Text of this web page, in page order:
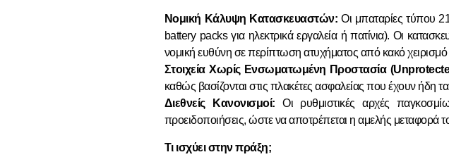
Νομική Κάλυψη Κατασκευαστών: Οι μπαταρίες τύπου
battery packs για ηλεκτρικά εργαλεία ή πατίνια). Οι
νομική ευθύνη σε περίπτωση ατυχήματος από κακό
Στοιχεία Χωρίς Ενσωματωμένη Προστασία
καθώς βασίζονται στις πλακέτες ασφαλείας που έχουν ήδη
Διεθνείς Κανονισμοί: Οι ρυθμιστικές αρχές
προειδοποιήσεις, ώστε να αποτρέπεται η αμελής μεταφορά
Τι ισχύει στην πράξη;